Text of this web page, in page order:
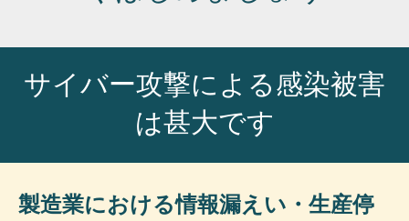
サイバー攻撃による感染被害
は甚大です
製造業における情報漏えい・生産停